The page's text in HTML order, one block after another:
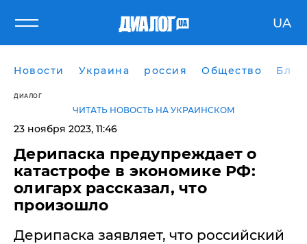
UA
Новости Украина россия Общество
ДИАЛОГ
ЧИТАТЬ НОВОСТЬ НА УКРАИНСКОМ
23 ноября 2023, 11:46
Дерипаска предупреждает о
катастрофе в экономике РФ:
олигарх рассказал, что
произошло
Дерипаска заявляет, что российский